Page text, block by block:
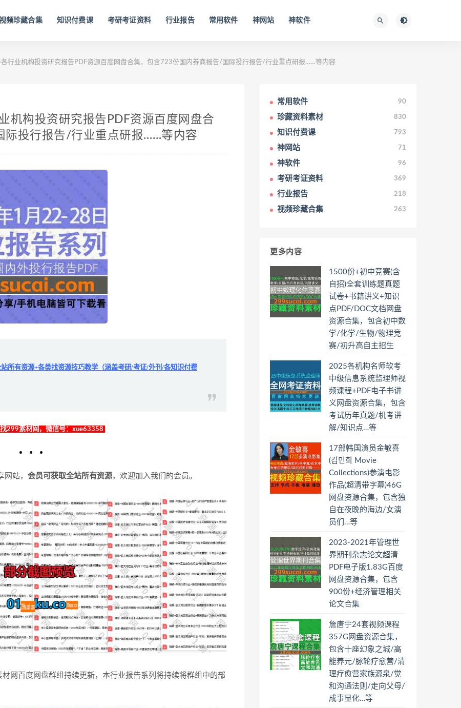
频珍藏合集 知识付费课 考研考证资料 行业报告 常用软件 神网站 神软件
行业机构投资研究报告PDF资源百度网盘合集，包含723份国内券商报告/国际投行报告/行业重点研报……等内容
机构投资研究报告PDF资源百度网盘合
际投行报告/行业重点研报……等内容
所有资源+各类找资源技巧教学（涵盖考研/考证/外刊/各知识付费
299素材网，微信号：xue63358
站， 会员可获取全站所有资源，欢迎加入我们的会员。
网百度网盘群组持续更新，本行业报告系列将持续将群组中的部
常用软件 90
珍藏资料素材 830
知识付费课 793
神网站 71
神软件 96
考研考证资料 369
行业报告 218
视频珍藏合集 263
更多内容
1500份+初中竞赛(含
自招)全套训练题真题
试卷+书籍讲义+知识
点PDF/DOC文档网盘
资源合集，包含初中数
学/化学/生物/物理竞
赛/初升高自主招生
2025各机构名师软考
中级信息系统监理师视
频课程+PDF电子书讲
义网盘资源合集，包含
考试历年真题/机考讲
解/知识点…等
17部韩国演员金敏喜
(김민희 Movie
Collections)参演电影
作品(超清带字幕)46G
网盘资源合集，包含独
自在夜晚的海边/女演
员们…等
2023-2021年管理世
界期刊杂志论文超清
PDF电子版1.83G百度
网盘资源合集，包含
900份+经济管理相关
论文合集
詹唐宁24套视频课程
357G网盘资源合集，
包含十座幻象之城/高
能养元/脉轮疗愈营/清
理疗愈营家族源泉/觉
和沟通法则/走向父母/
成事显化…等